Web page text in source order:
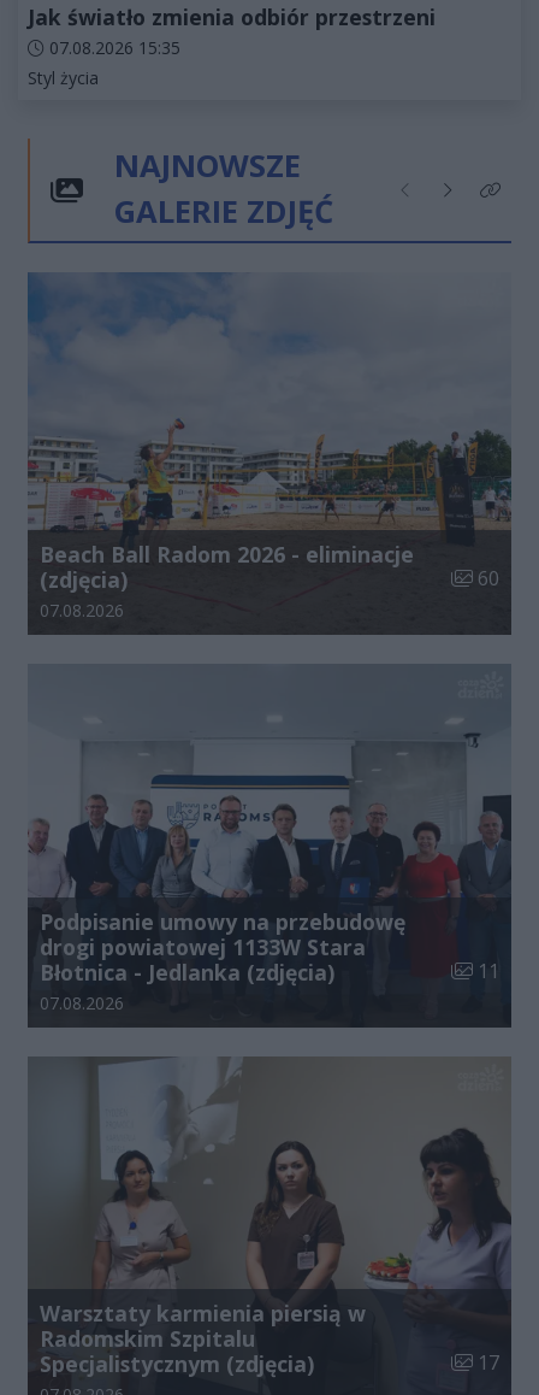
Jak światło zmienia odbiór przestrzeni
Data dodania artykułu:
07.08.2026 15:35
Kategorie artykułu:
Styl życia
NAJNOWSZE
GALERIE ZDJĘĆ
Poprzednie
NastępneKliknij
Beach Ball Radom 2026 - eliminacje
(zdjęcia)
Liczba
60
Data dodania galerii:
07.08.2026
Podpisanie umowy na przebudowę
drogi powiatowej 1133W Stara
Błotnica - Jedlanka (zdjęcia)
Liczba
11
Data dodania galerii:
07.08.2026
Warsztaty karmienia piersią w
Radomskim Szpitalu
Specjalistycznym (zdjęcia)
Liczba
17